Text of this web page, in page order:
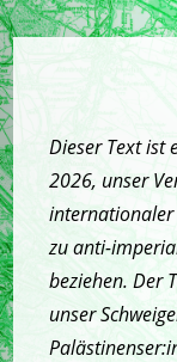
Dieser Text ist
2026, unser
internationaler
zu anti-
beziehen. Der
unser